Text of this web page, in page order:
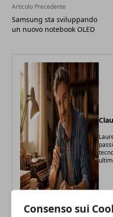
Consenso sui
Articolo Precedente
Samsung sta sviluppando
un nuovo notebook OLED